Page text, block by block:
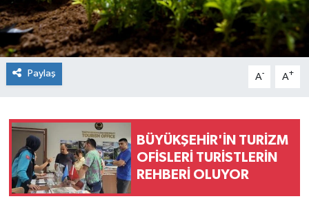
Paylaş A- A+
BÜYÜKŞEHİR'İN TURİZM
OFİSLERİ TURİSTLERİN
REHBERİ OLUYOR